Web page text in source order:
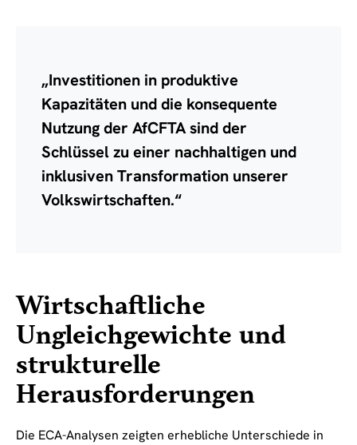
„Investitionen in produktive
Kapazitäten und die konsequente
Nutzung der AfCFTA sind der
Schlüssel zu einer nachhaltigen und
inklusiven Transformation unserer
Volkswirtschaften.“
Wirtschaftliche
Ungleichgewichte und
strukturelle
Herausforderungen
Die ECA-Analysen zeigten erhebliche Unterschiede in